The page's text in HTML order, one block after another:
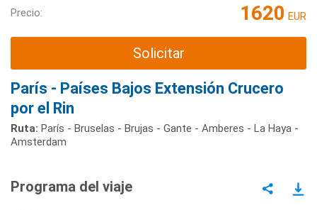
Precio: 1620 EUR
Solicitar
París - Países Bajos Extensión Crucero
por el Rin
Ruta: París - Bruselas - Brujas - Gante - Amberes - La Haya -
Amsterdam
Programa del viaje